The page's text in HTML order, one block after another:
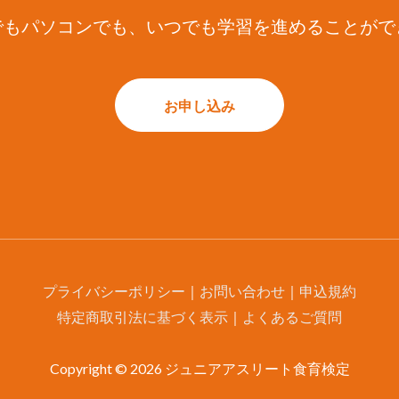
パソコンでも、いつでも学習を進めることが
お申し込み
プライバシーポリシー ｜ お問い合わせ ｜ 申込規約
特定商取引法に基づく表示 ｜ よくあるご質問
Copyright © 2026 ジュニアアスリート食育検定